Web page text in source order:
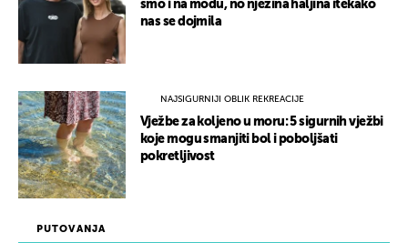
PUTOVANJA
smo i na modu, no njezina haljina itekako
nas se dojmila
NAJSIGURNIJI OBLIK REKREACIJE
Vježbe za koljeno u moru: 5 sigurnih vježbi
koje mogu smanjiti bol i poboljšati
pokretljivost